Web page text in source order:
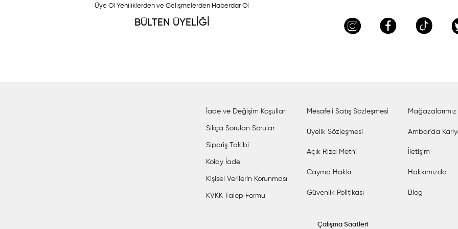
Üye Ol Yeniliklerden ve Gelişmelerden Haberdar Ol
BÜLTEN ÜYELİĞİ
İade ve Değişim Koşulları
Sıkça Sorulan Sorular
Sipariş Takibi
Kolay İade
Kişisel Verilerin Korunması
KVKK Talep Formu
Mesafeli Satış Sözleşmesi
Üyelik Sözleşmesi
Açık Rıza Metni
Cayma Hakkı
Güvenlik Politikası
Mağazalarımız
Ambar'da
İletişim
Hakkımızda
Blog
Çalışma Saatleri